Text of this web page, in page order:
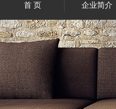
首 页 企业简介